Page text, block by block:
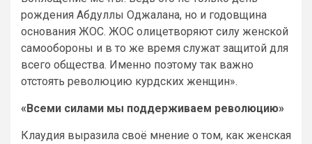
рождения Абдуллы Оджалана, но и годовщина
основания ЖОС. ЖОС олицетворяют силу женской
самообороны и в то же время служат защитой для
всего общества. Именно поэтому так важно
отстоять революцию курдских женщин».
«Всеми силами мы поддерживаем революцию»
Клаудия выразила своё мнение о том, как женская